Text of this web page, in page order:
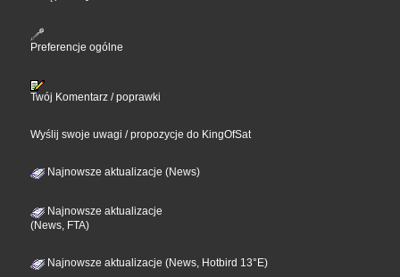
Preferencje ogólne
Twój Komentarz / poprawki
Wyślij swoje uwagi / propozycje do KingOfSat
Najnowsze aktualizacje (News)
Najnowsze aktualizacje
(News, FTA)
Najnowsze aktualizacje (News, Hotbird 13°E)